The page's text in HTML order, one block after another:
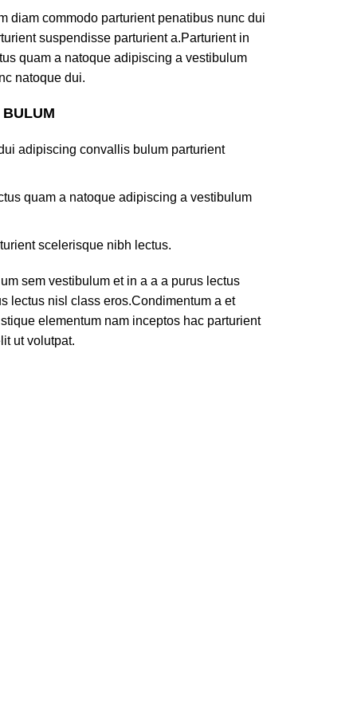
diam commodo parturient penatibus nunc dui
suspendisse parturient a.Parturient in
quam a natoque adipiscing a vestibulum
natoque dui.
adipiscing convallis bulum parturient
quam a natoque adipiscing a vestibulum
scelerisque nibh lectus.
sem vestibulum et in a a a purus lectus
lectus nisl class eros.Condimentum a et
elementum nam inceptos hac parturient
ut volutpat.